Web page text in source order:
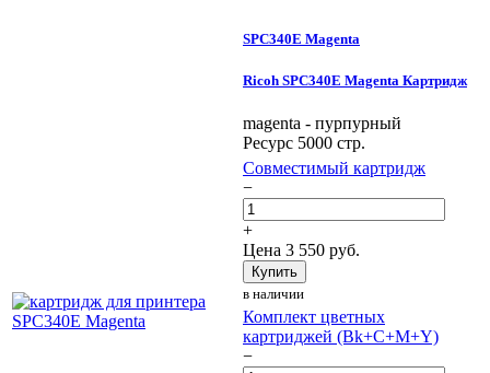
SPC340E Magenta
Ricoh SPC340E Magenta Картридж
magenta - пурпурный
Ресурс 5000 стр.
Совместимый картридж
−
+
Цена 3 550 руб.
Купить
в наличии
Комплект цветных
картриджей (Bk+C+M+Y)
−